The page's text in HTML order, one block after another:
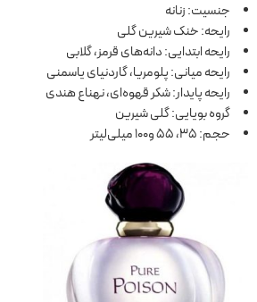
جنسیت: زنانه
رایحه: خنک شیرین گلی
رایحه ابتدایی: دانه‌های قرمز، گلابی
رایحه میانی: پلومریا، گاردنیای یاسمنی
رایحه پایدار: شکر قهوه‌ای، نهناع هندی
گروه بویایی: گلی شیرین
حجم: 35، 55 و100 میلی‌لیتر